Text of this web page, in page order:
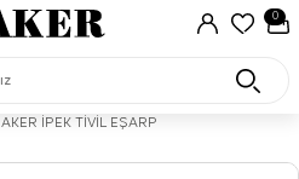
0
AKER İPEK TİVİL EŞARP